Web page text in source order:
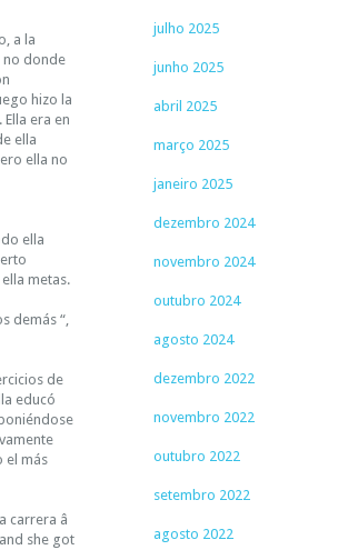
a la
no donde
hizo la
era en
ella
ella no
ella
metas.
demás “,
de
educó
el más
â
she got
julho 2025
junho 2025
abril 2025
março 2025
janeiro 2025
dezembro 2024
novembro 2024
outubro 2024
agosto 2024
dezembro 2022
novembro 2022
outubro 2022
setembro 2022
agosto 2022